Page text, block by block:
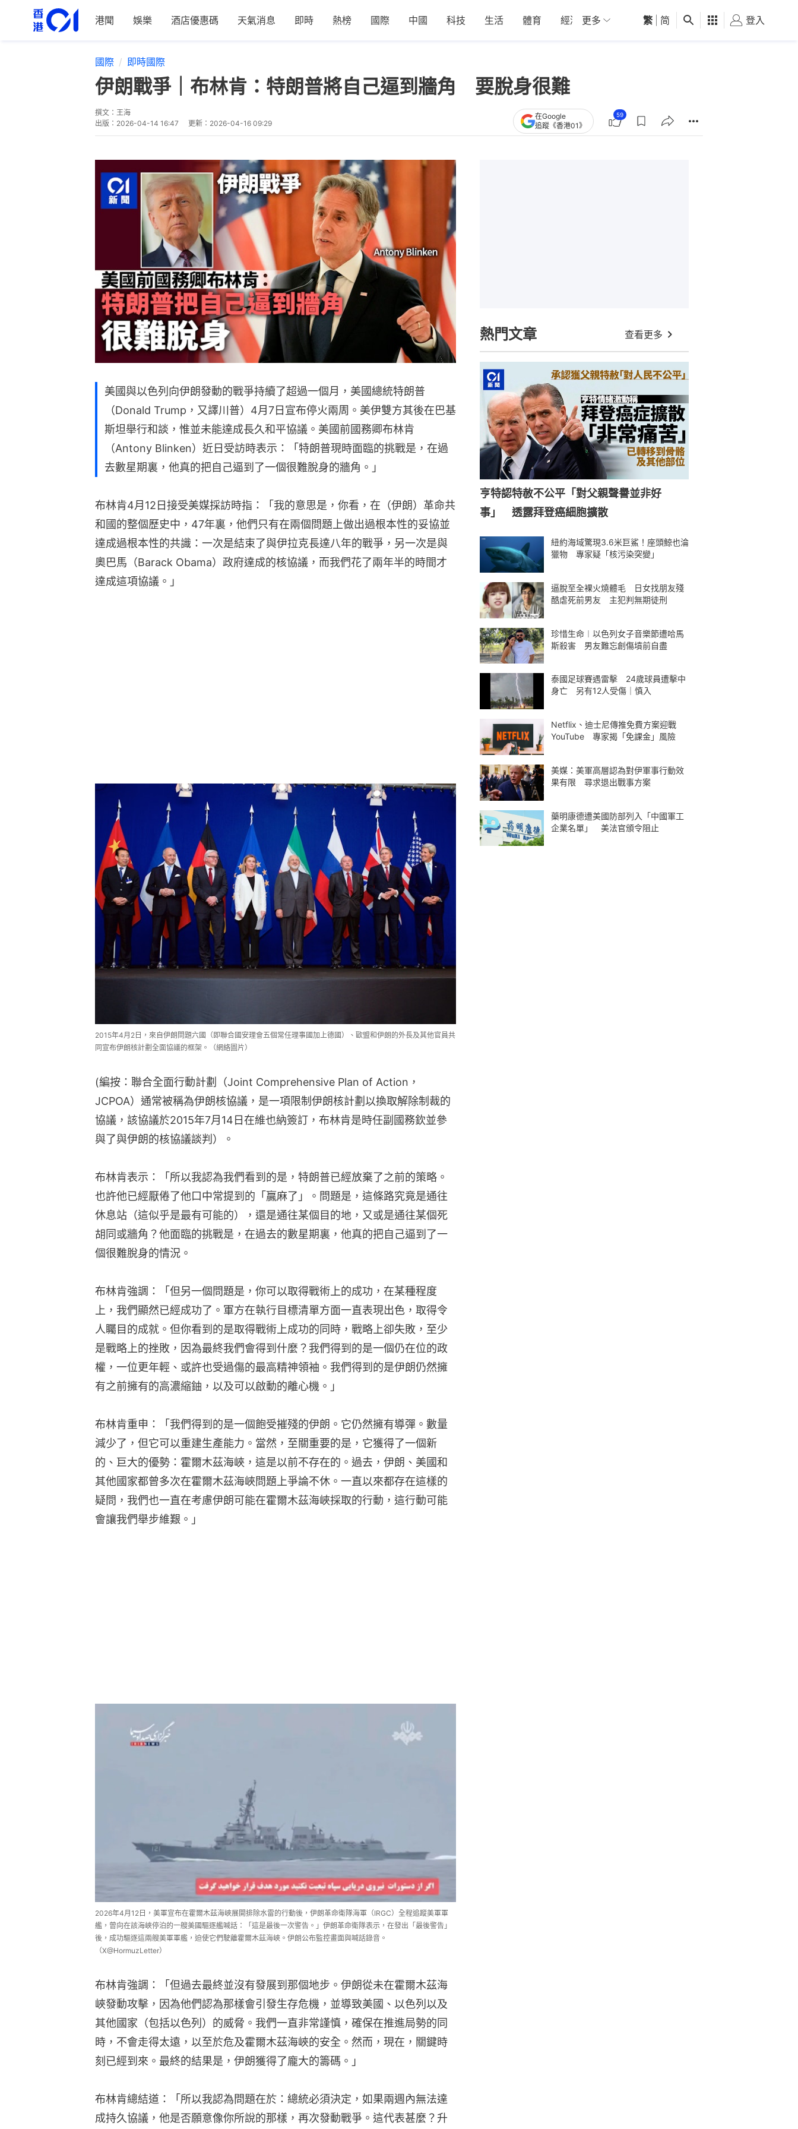
港聞 娛樂 酒店優惠碼 天氣消息 即時 熱榜 國際 中國 科技 生活 體育 經濟 01深圳 觀點 健康 好食玩飛
更多 繁 简 登入
國際 即時國際
伊朗戰爭｜布林肯：特朗普將自己逼到牆角 要脫身很難
撰文： 王海
出版： 2026-04-14 16:47 更新： 2026-04-16 09:29
在Google
追蹤《香港01》
59
美國與以色列向伊朗發動的戰爭持續了超過一個月，美國總統特朗普
（Donald Trump，又譯川普）4月7日宣布停火兩周。美伊雙方其後在巴基
斯坦舉行和談，惟並未能達成長久和平協議。美國前國務卿布林肯
（Antony Blinken）近日受訪時表示：「特朗普現時面臨的挑戰是，在過
去數星期裏，他真的把自己逼到了一個很難脫身的牆角。」
布林肯4月12日接受美媒採訪時指：「我的意思是，你看，在（伊朗）革命共
和國的整個歷史中，47年裏，他們只有在兩個問題上做出過根本性的妥協並
達成過根本性的共識：一次是結束了與伊拉克長達八年的戰爭，另一次是與
奧巴馬（Barack Obama）政府達成的核協議，而我們花了兩年半的時間才
達成這項協議。」
2015年4月2日，來自伊朗問題六國（即聯合國安理會五個常任理事國加上德國）、歐盟和伊朗的外長及其他官員共
同宣布伊朗核計劃全面協議的框架。（網絡圖片）
(編按：聯合全面行動計劃（Joint Comprehensive Plan of Action，
JCPOA）通常被稱為伊朗核協議，是一項限制伊朗核計劃以換取解除制裁的
協議，該協議於2015年7月14日在維也納簽訂，布林肯是時任副國務欽並參
與了與伊朗的核協議談判）。
布林肯表示：「所以我認為我們看到的是，特朗普已經放棄了之前的策略。
也許他已經厭倦了他口中常提到的「贏麻了」。問題是，這條路究竟是通往
休息站（這似乎是最有可能的），還是通往某個目的地，又或是通往某個死
胡同或牆角？他面臨的挑戰是，在過去的數星期裏，他真的把自己逼到了一
個很難脫身的情況。
布林肯強調：「但另一個問題是，你可以取得戰術上的成功，在某種程度
上，我們顯然已經成功了。軍方在執行目標清單方面一直表現出色，取得令
人矚目的成就。但你看到的是取得戰術上成功的同時，戰略上卻失敗，至少
是戰略上的挫敗，因為最終我們會得到什麼？我們得到的是一個仍在位的政
權，一位更年輕、或許也受過傷的最高精神領袖。我們得到的是伊朗仍然擁
有之前擁有的高濃縮鈾，以及可以啟動的離心機。」
布林肯重申：「我們得到的是一個飽受摧殘的伊朗。它仍然擁有導彈。數量
減少了，但它可以重建生產能力。當然，至關重要的是，它獲得了一個新
的、巨大的優勢：霍爾木茲海峽，這是以前不存在的。過去，伊朗、美國和
其他國家都曾多次在霍爾木茲海峽問題上爭論不休。一直以來都存在這樣的
疑問，我們也一直在考慮伊朗可能在霍爾木茲海峽採取的行動，這行動可能
會讓我們舉步維艱。」
2026年4月12日，美軍宣布在霍爾木茲海峽展開排除水雷的行動後，伊朗革命衛隊海軍（IRGC）全程追蹤美軍軍
艦，曾向在該海峽停泊的一艘美國驅逐艦喊話：「這是最後一次警告。」伊朗革命衛隊表示，在發出「最後警告」
後，成功驅逐這兩艘美軍軍艦，迫使它們駛離霍爾木茲海峽。伊朗公布監控畫面與喊話錄音。
（X@HormuzLetter）
布林肯強調：「但過去最終並沒有發展到那個地步。伊朗從未在霍爾木茲海
峽發動攻擊，因為他們認為那樣會引發生存危機，並導致美國、以色列以及
其他國家（包括以色列）的威脅。我們一直非常謹慎，確保在推進局勢的同
時，不會走得太遠，以至於危及霍爾木茲海峽的安全。然而，現在，關鍵時
刻已經到來。最終的結果是，伊朗獲得了龐大的籌碼。」
布林肯總結道：「所以我認為問題在於：總統必須決定，如果兩週內無法達
成持久協議，他是否願意像你所說的那樣，再次發動戰爭。這代表甚麼？升
熱門文章 查看更多
亨特認特赦不公平「對父親聲譽並非好
事」 透露拜登癌細胞擴散
紐約海域驚現3.6米巨鯊！座頭鯨也淪
獵物 專家疑「核污染突變」
逼脫至全裸火燒體毛 日女找朋友殘
酷虐死前男友 主犯判無期徒刑
珍惜生命︱以色列女子音樂節遭哈馬
斯殺害 男友難忘創傷墳前自盡
泰國足球賽遇雷擊 24歲球員遭擊中
身亡 另有12人受傷｜慎入
Netflix、迪士尼傳推免費方案迎戰
YouTube 專家揭「免課金」風險
美媒：美軍高層認為對伊軍事行動效
果有限 尋求退出戰事方案
藥明康德遭美國防部列入「中國軍工
企業名單」 美法官頒令阻止